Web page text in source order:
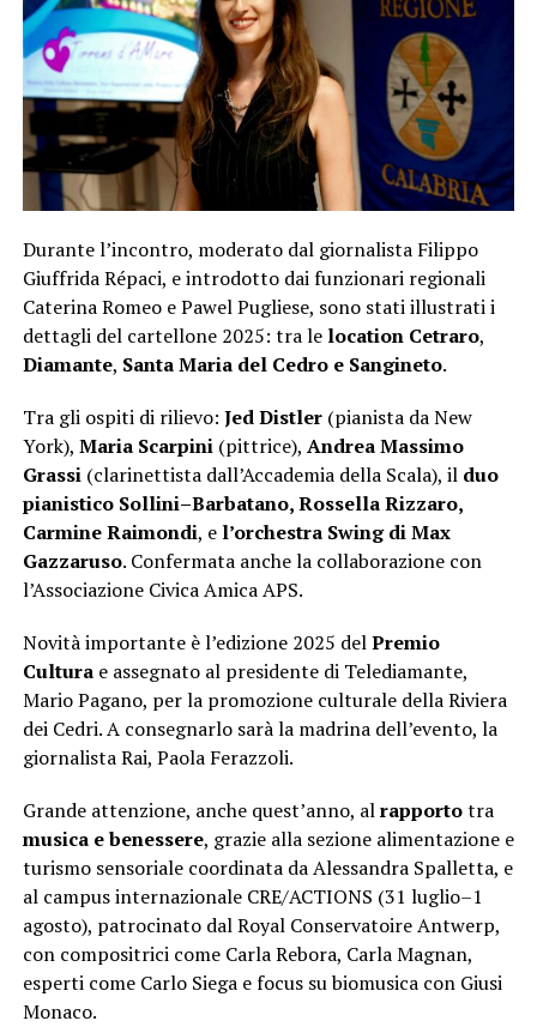
Durante l’incontro, moderato dal giornalista Filippo
Giuffrida Répaci, e introdotto dai funzionari regionali
Caterina Romeo e Pawel Pugliese, sono stati illustrati i
dettagli del cartellone 2025: tra le location Cetraro,
Diamante, Santa Maria del Cedro e Sangineto.
Tra gli ospiti di rilievo: Jed Distler(pianista da New
York), Maria Scarpini(pittrice), Andrea Massimo
Grassi(clarinettista dall’Accademia della Scala), il duo
pianistico Sollini–Barbatano, Rossella Rizzaro,
Carmine Raimondi, e l’orchestra Swing di Max
Gazzaruso. Confermata anche la collaborazione con
l’Associazione Civica Amica APS.
Novità importante è l’edizione 2025 delPremio
Cultura e assegnato al presidente di Telediamante,
Mario Pagano, per la promozione culturale della Riviera
dei Cedri. A consegnarlo sarà la madrina dell’evento, la
giornalista Rai, Paola Ferazzoli.
Grande attenzione, anche quest’anno, alrapportotra
musica e benessere, grazie alla sezione alimentazione e
turismo sensoriale coordinata da Alessandra Spalletta, e
al campus internazionale CRE/ACTIONS (31 luglio–1
agosto), patrocinato dal Royal Conservatoire Antwerp,
con compositrici come Carla Rebora, Carla Magnan,
esperti come Carlo Siega e focus su biomusica con Giusi
Monaco.